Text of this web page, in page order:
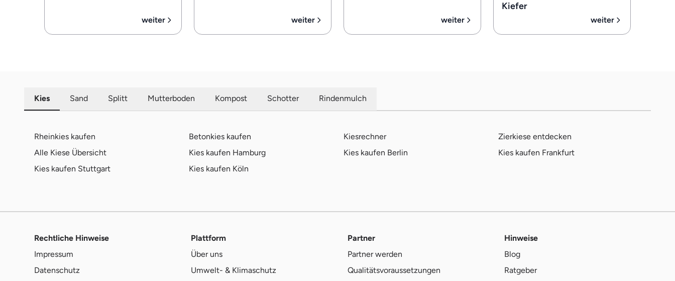
weiter weiter weiter
Kiefer
weiter
Kies Sand Splitt Mutterboden Kompost Schotter Rindenmulch
Rheinkies kaufen Betonkies kaufen Kiesrechner
Zierkiese entdecken
Alle Kiese Übersicht
Kies kaufen Hamburg Kies kaufen Berlin
Kies kaufen Frankfurt
Kies kaufen Stuttgart
Kies kaufen Köln
Rechtliche Hinweise
Impressum
Datenschutz
Plattform
Über uns
Umwelt- & Klimaschutz
Partner
Partner werden
Qualitätsvoraussetzungen
Hinweise
Blog
Ratgeber